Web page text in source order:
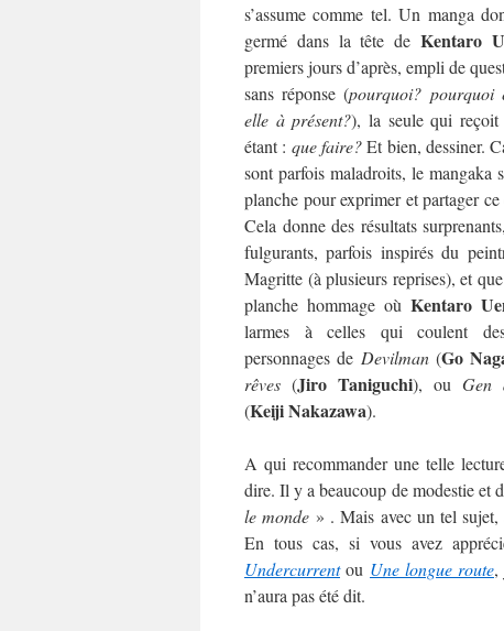
s’assume comme tel. Un manga
germé dans la tête de Kentaro
premiers jours d’après, empli de
sans réponse (pourquoi? pourquoi
elle à présent?), la seule qui reçoit
étant : que faire?Et bien, dessiner.
sont parfois maladroits, le mangaka
planche pour exprimer et partager ce
Cela donne des résultats
fulgurants, parfois inspirés du
Magritte (à plusieurs reprises), et
planche hommage où Kentaro
larmes à celles qui coulent
personnages de Devilman(Go
rêves (Jiro Taniguchi), ou Gen
(Keiji Nakazawa).
A qui recommander une telle
dire. Il y a beaucoup de modestie et
le monde » . Mais avec un tel
En tous cas, si vous avez
Undercurrentou Une longue route,
n’aura pas été dit.